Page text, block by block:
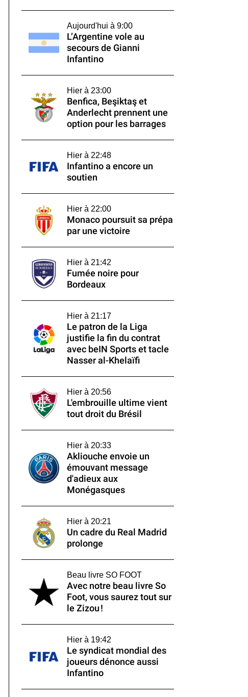
Aujourd'hui à 9:00
L’Argentine vole au
secours de Gianni
Infantino
Hier à 23:00
Benfica, Beşiktaş et
Anderlecht prennent une
option pour les barrages
Hier à 22:48
Infantino a encore un
soutien
Hier à 22:00
Monaco poursuit sa prépa
par une victoire
Hier à 21:42
Fumée noire pour
Bordeaux
Hier à 21:17
Le patron de la Liga
justifie la fin du contrat
avec beIN Sports et tacle
Nasser al-Khelaïfi
Hier à 20:56
L'embrouille ultime vient
tout droit du Brésil
Hier à 20:33
Akliouche envoie un
émouvant message
d'adieux aux
Monégasques
Hier à 20:21
Un cadre du Real Madrid
prolonge
Beau livre SO FOOT
Avec notre beau livre So
Foot, vous saurez tout sur
le Zizou !
Hier à 19:42
Le syndicat mondial des
joueurs dénonce aussi
Infantino